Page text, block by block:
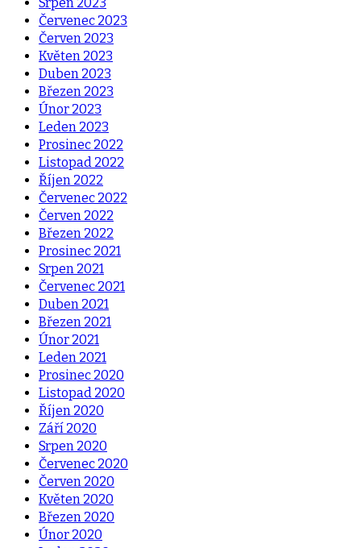
Srpen 2023
Červenec 2023
Červen 2023
Květen 2023
Duben 2023
Březen 2023
Únor 2023
Leden 2023
Prosinec 2022
Listopad 2022
Říjen 2022
Červenec 2022
Červen 2022
Březen 2022
Prosinec 2021
Srpen 2021
Červenec 2021
Duben 2021
Březen 2021
Únor 2021
Leden 2021
Prosinec 2020
Listopad 2020
Říjen 2020
Září 2020
Srpen 2020
Červenec 2020
Červen 2020
Květen 2020
Březen 2020
Únor 2020